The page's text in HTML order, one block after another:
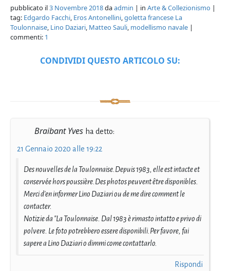
pubblicato il3 Novembre 2018daadmin | in Arte & Collezionismo |
tag: Edgardo Facchi Eros Antonellini goletta francese La
Toulonnaise Lino Daziari Matteo Sauli modellismo navale |
commenti: 1
CONDIVIDI QUESTO ARTICOLO SU:
Braibant Yves ha detto:
21 Gennaio 2020 alle 19:22
Des nouvelles de la Toulonnaise.Depuis 1983, elle est intacte et
conservée hors poussière.Des photos peuvent être disponibles.
Merci d'en informer Lino Daziari ou de me dire comment le
contacter.
Notizie da "La Toulonnaise. Dal 1983 è rimasto intatto e privo di
polvere. Le foto potrebbero essere disponibili.Per favore, fai
sapere a Lino Daziari o dimmi come contattarlo.
Rispondi